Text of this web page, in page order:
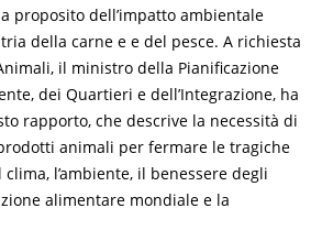
proposito dell’impatto ambientale
della carne e e del pesce. A richiesta
il ministro della Pianificazione
dei Quartieri e dell’Integrazione, ha
rapporto, che descrive la necessità di
animali per fermare le tragiche
l’ambiente, il benessere degli
alimentare mondiale e la